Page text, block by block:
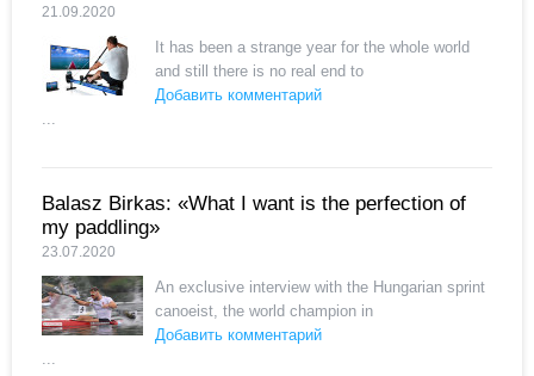
21.09.2020
It has been a strange year for the whole world
and still there is no real end to
Добавить комментарий
Balasz Birkas: «What I want is the perfection of
my paddling»
23.07.2020
An exclusive interview with the Hungarian sprint
canoeist, the world champion in
Добавить комментарий